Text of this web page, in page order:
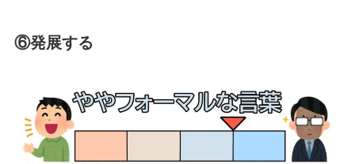
⑥発展する